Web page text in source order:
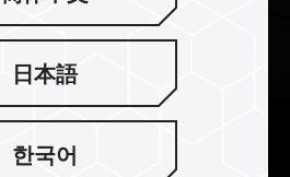
片 散热效果完美
日本語
한국어